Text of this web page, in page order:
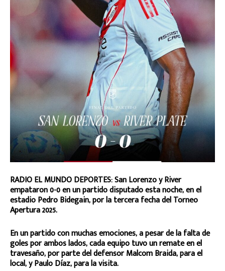
RADIO EL MUNDO DEPORTES: San Lorenzo y River
empataron 0-0 en un partido disputado esta noche, en el
estadio Pedro Bidegain, por la tercera fecha del Torneo
Apertura 2025.
En un partido con muchas emociones, a pesar de la falta de
goles por ambos lados, cada equipo tuvo un remate en el
travesaño, por parte del defensor Malcom Braida, para el
local, y Paulo Díaz, para la visita.